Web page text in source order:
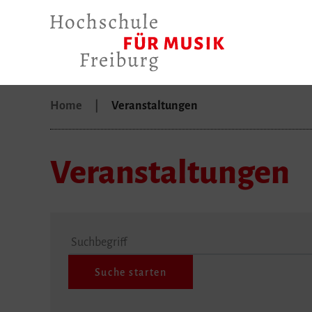
Home Veranstaltungen
Veranstaltungen
Suchbegriff